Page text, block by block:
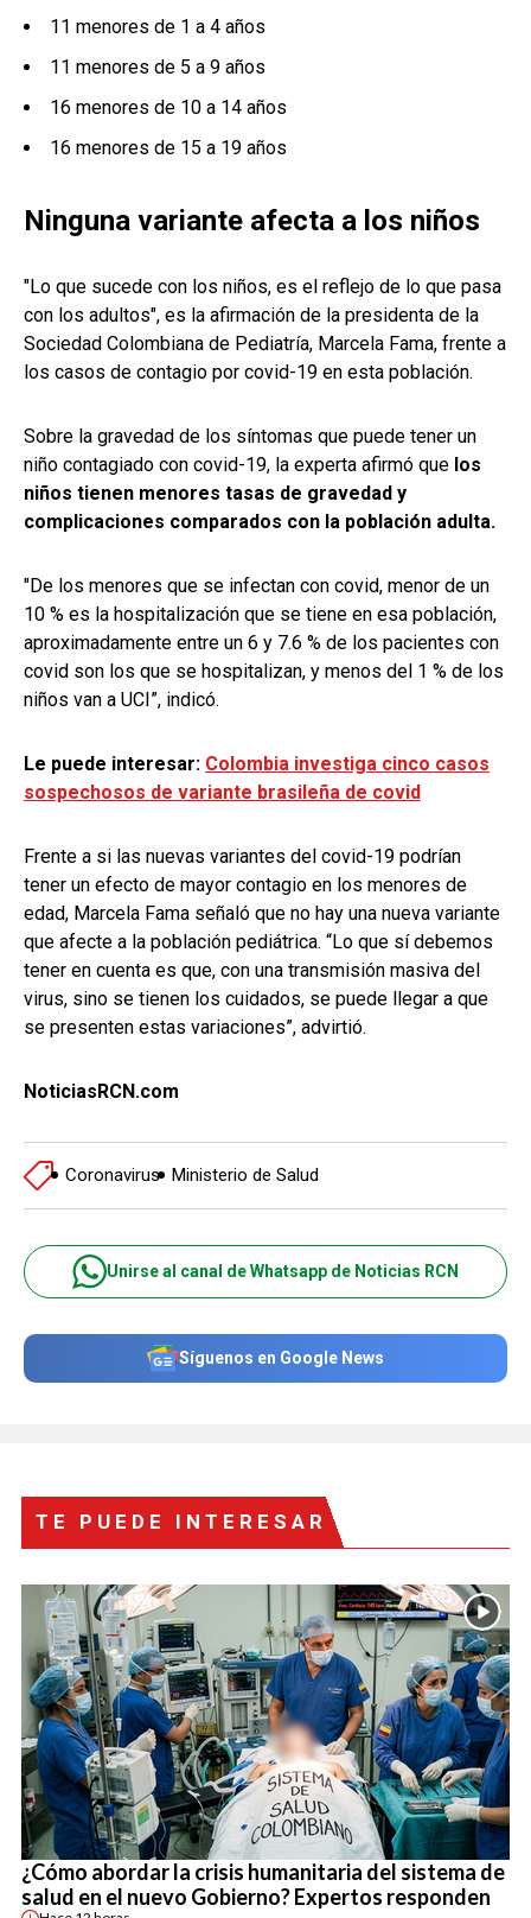
11 menores de 1 a 4 años
11 menores de 5 a 9 años
16 menores de 10 a 14 años
16 menores de 15 a 19 años
Ninguna variante afecta a los niños
"Lo que sucede con los niños, es el reflejo de lo que pasa
con los adultos", es la afirmación de la presidenta de la
Sociedad Colombiana de Pediatría, Marcela Fama, frente a
los casos de contagio por covid-19 en esta población.
Sobre la gravedad de los síntomas que puede tener un
niño contagiado con covid-19, la experta afirmó que los
niños tienen menores tasas de gravedad y
complicaciones comparados con la población adulta.
"De los menores que se infectan con covid, menor de un
10 % es la hospitalización que se tiene en esa población,
aproximadamente entre un 6 y 7.6 % de los pacientes con
covid son los que se hospitalizan, y menos del 1 % de los
niños van a UCI”, indicó.
Le puede interesar: Colombia investiga cinco casos
sospechosos de variante brasileña de covid
Frente a si las nuevas variantes del covid-19 podrían
tener un efecto de mayor contagio en los menores de
edad, Marcela Fama señaló que no hay una nueva variante
que afecte a la población pediátrica. “Lo que sí debemos
tener en cuenta es que, con una transmisión masiva del
virus, sino se tienen los cuidados, se puede llegar a que
se presenten estas variaciones”, advirtió.
NoticiasRCN.com
Coronavirus Ministerio de Salud
Unirse al canal de Whatsapp de Noticias RCN
Síguenos en Google News
TE PUEDE INTERESAR
¿Cómo abordar la crisis humanitaria del sistema de
salud en el nuevo Gobierno? Expertos responden